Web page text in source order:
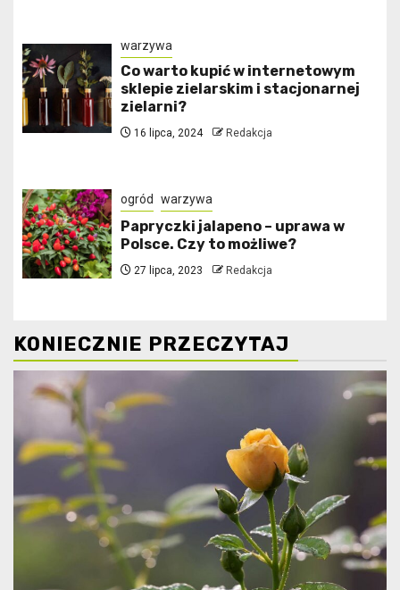
warzywa
Co warto kupić w internetowym
sklepie zielarskim i stacjonarnej
zielarni?
16 lipca, 2024 Redakcja
ogród warzywa
Papryczki jalapeno – uprawa w
Polsce. Czy to możliwe?
27 lipca, 2023 Redakcja
KONIECZNIE PRZECZYTAJ